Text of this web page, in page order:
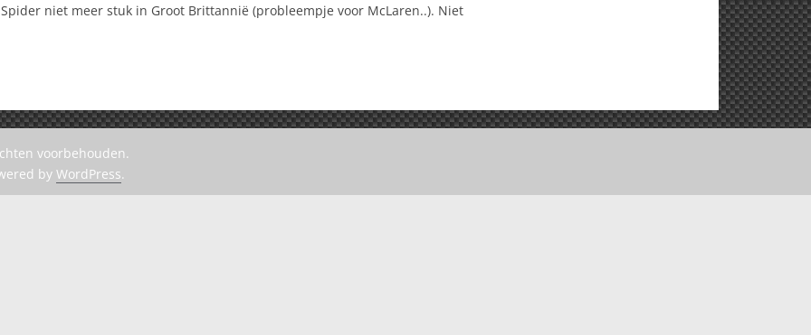
niet meer stuk in Groot Brittannië (probleempje voor McLaren..). Niet
voorbehouden.
by WordPress.